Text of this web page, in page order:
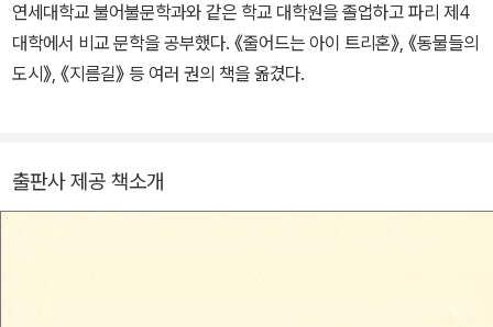
신경 쓰는 쇼의 경쾌한 그림은 다채로운 팔레트로 더욱 생생해집니
다. 리듬감 있고 유머러스한 선들은 박물관의 신성함을 넘어서고자
하는 『지구 박물관 여행』과 딱 들어맞지요. 페이스북 @benjamin.c
연세대학교 불어불문학과와 같은 학교 대학원을 졸업하고 파리 제4
대학에서 비교 문학을 공부했다. 《줄어드는 아이 트리혼》, 《동물들의
도시》, 《지름길》 등 여러 권의 책을 옮겼다.
출판사 제공 책소개